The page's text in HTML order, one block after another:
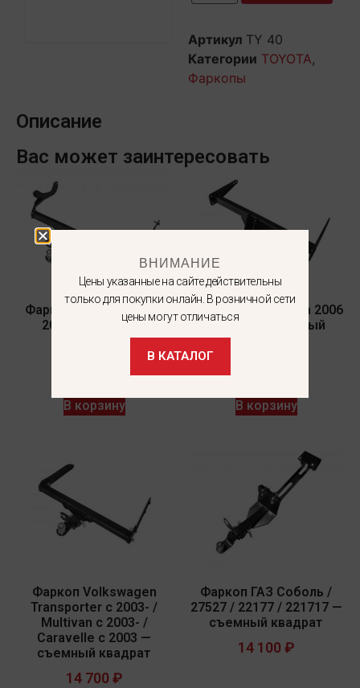
Артикул TY 40
Категории TOYOTA,
Фаркопы
Описание
Вас может заинтересовать
Фаркоп MAZDA CX-5 с
2012 — съемный
В корзину
Фаркоп Opel Antara 2006
— 2017 — съемный
В корзину
Фаркоп Volkswagen
Transporter c 2003- /
Multivan c 2003- /
Caravelle c 2003 —
съемный квадрат
14 700 ₽
Фаркоп ГАЗ Соболь /
27527 / 22177 / 221717 —
съемный квадрат
14 100 ₽
ВНИМАНИЕ
Цены указанные на сайте действительны
только для покупки онлайн. В розничной сети
цены могут отличаться
В КАТАЛОГ